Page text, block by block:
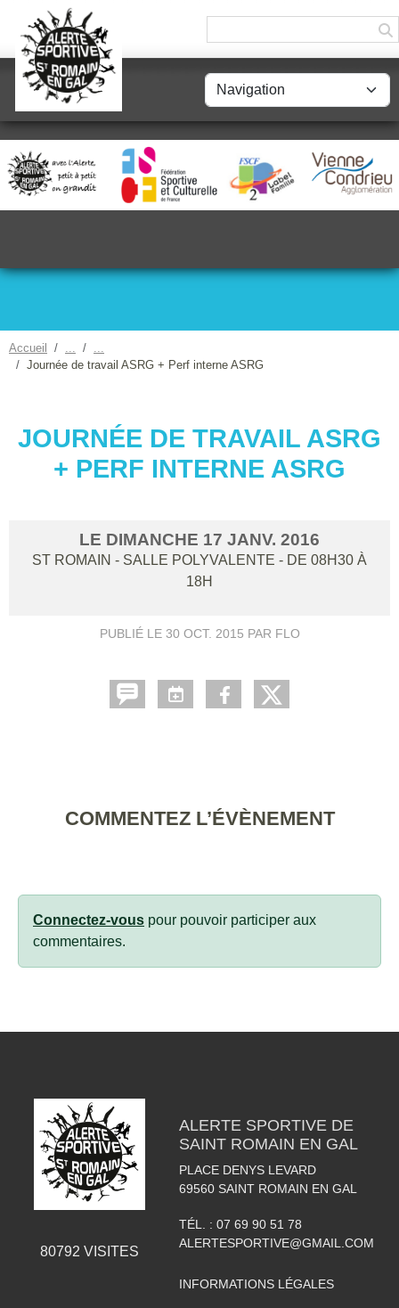
Accueil
Journée de travail ASRG + Perf interne ASRG
JOURNÉE DE TRAVAIL ASRG
+ PERF INTERNE ASRG
LE DIMANCHE 17 JANV. 2016
ST ROMAIN - SALLE POLYVALENTE - DE 08H30 À
18H
PUBLIÉ LE 30 OCT. 2015 PAR FLO
COMMENTEZ L’ÉVÈNEMENT
Connectez-vous pour pouvoir participer aux
commentaires.
80792 VISITES
ALERTE SPORTIVE DE
SAINT ROMAIN EN GAL
PLACE DENYS LEVARD
69560 SAINT ROMAIN EN GAL
TÉL. : 07 69 90 51 78
ALERTESPORTIVE@GMAIL.COM
INFORMATIONS LÉGALES
Panneau de gestion des cookies